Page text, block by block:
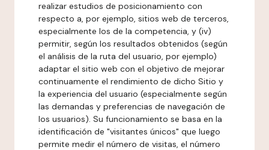
realizar estudios de posicionamiento con
respecto a, por ejemplo, sitios web de terceros,
especialmente los de la competencia, y (iv)
permitir, según los resultados obtenidos (según
el análisis de la ruta del usuario, por ejemplo)
adaptar el sitio web con el objetivo de mejorar
continuamente el rendimiento de dicho Sitio y
la experiencia del usuario (especialmente según
las demandas y preferencias de navegación de
los usuarios). Su funcionamiento se basa en la
identificación de "visitantes únicos" que luego
permite medir el número de visitas, el número